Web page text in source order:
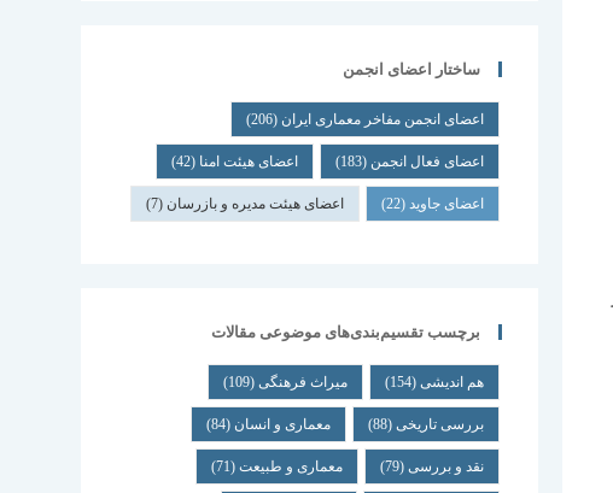
ساختار اعضای انجمن
اعضای انجمن مفاخر معماری ایران (206)
اعضای فعال انجمن (183) اعضای هیئت امنا (42)
اعضای جاوید(22) اعضای هیئت مدیره و بازرسان (7)
برچسب تقسیم‌بندی‌های موضوعی مقالات
هم اندیشی(154) میراث فرهنگی(109)
بررسی تاریخی(88) معماری و انسان (84)
نقد و بررسی(79) معماری و طبیعت(71)